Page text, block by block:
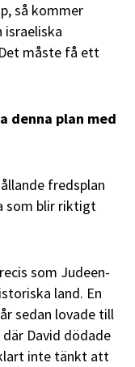
så kommer
israeliska
måste få ett
denna plan med
fredsplan
som blir riktigt
som Judeen-
land. En
sedan lovade till
David dödade
inte tänkt att